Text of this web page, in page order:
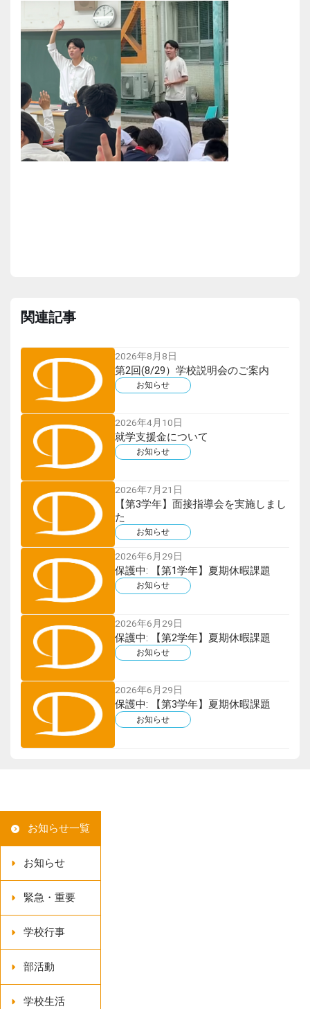
関連記事
2026年8月8日
第2回(8/29）学校説明会のご案内
お知らせ
2026年4月10日
就学支援金について
お知らせ
2026年7月21日
【第3学年】面接指導会を実施しまし
た
お知らせ
2026年6月29日
保護中: 【第1学年】夏期休暇課題
お知らせ
2026年6月29日
保護中: 【第2学年】夏期休暇課題
お知らせ
2026年6月29日
保護中: 【第3学年】夏期休暇課題
お知らせ
お知らせ一覧
お知らせ
緊急・重要
学校行事
部活動
学校生活